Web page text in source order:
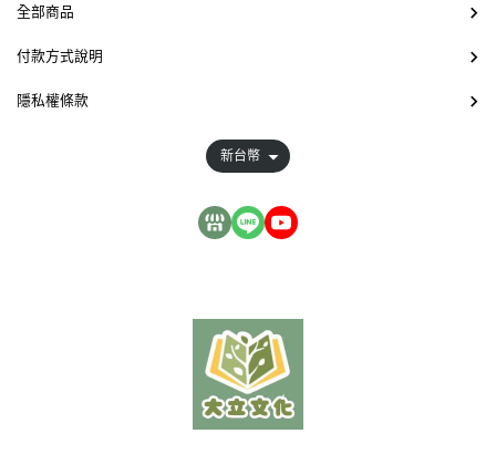
全部商品
付款方式說明
隱私權條款
新台幣